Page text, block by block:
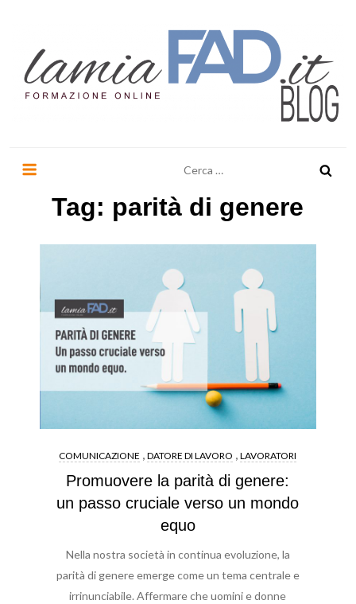
contenuto
per:
Tag: parità di genere
COMUNICAZIONE ,DATORE DI LAVORO ,LAVORATORI
Promuovere la parità di genere:
un passo cruciale verso un mondo
equo
Nella nostra società in continua evoluzione, la
parità di genere emerge come un tema centrale e
irrinunciabile. Affermare che uomini e donne